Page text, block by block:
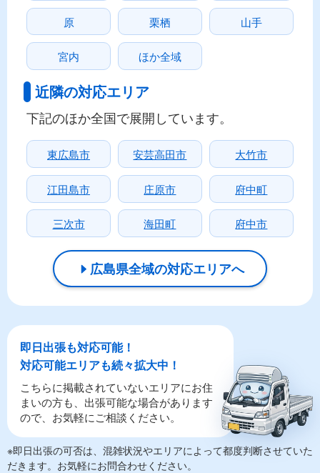
原 栗栖 山手
宮内 ほか全域
近隣の対応エリア
下記のほか全国で展開しています。
東広島市 安芸高田市 大竹市
江田島市 庄原市 府中町
三次市 海田町 府中市
広島県全域の対応エリアへ
即日出張も対応可能！
対応可能エリアも続々拡大中！
こちらに掲載されていないエリアにお住
まいの方も、出張可能な場合があります
ので、お気軽にご相談ください。
※即日出張の可否は、混雑状況やエリアによって都度判断させていた
だきます。お気軽にお問合わせください。